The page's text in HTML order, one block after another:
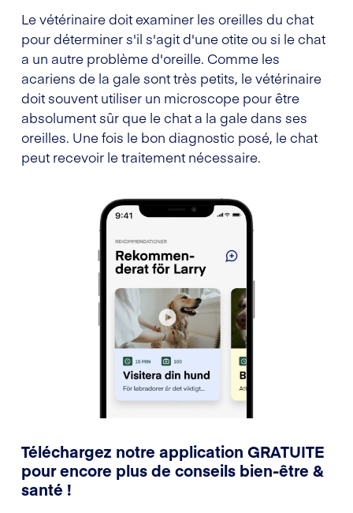
Le vétérinaire doit examiner les oreilles du chat
pour déterminer s'il s'agit d'une otite ou si le chat
a un autre problème d'oreille. Comme les
acariens de la gale sont très petits, le vétérinaire
doit souvent utiliser un microscope pour être
absolument sûr que le chat a la gale dans ses
oreilles. Une fois le bon diagnostic posé, le chat
peut recevoir le traitement nécessaire.
Téléchargez notre application GRATUITE
pour encore plus de conseils bien-être &
santé !